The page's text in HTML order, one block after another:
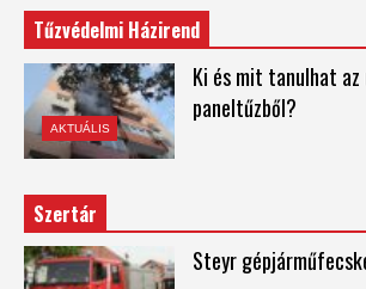
Tűzvédelmi Házirend
AKTUÁLIS
Ki és mit tanulhat az
paneltűzből?
Szertár
Steyr